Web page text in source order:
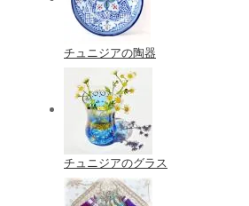
チュニジアの陶器
チュニジアのグラス